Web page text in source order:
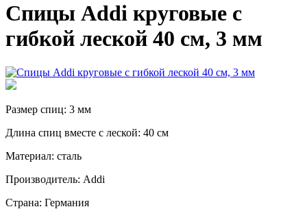
Спицы Addi круговые с
гибкой леской 40 см, 3 мм
Размер спиц: 3 мм
Длина спиц вместе с леской: 40 см
Материал: сталь
Производитель: Addi
Страна: Германия